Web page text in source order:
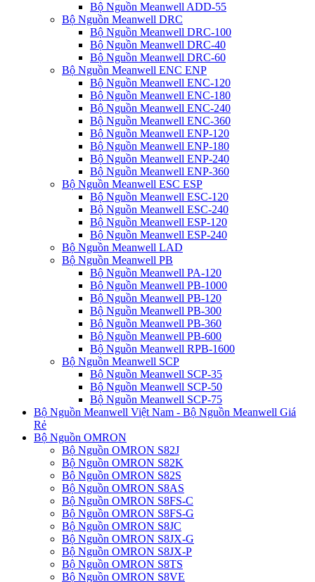
Bộ Nguồn Meanwell ADD-55
Bộ Nguồn Meanwell DRC
Bộ Nguồn Meanwell DRC-100
Bộ Nguồn Meanwell DRC-40
Bộ Nguồn Meanwell DRC-60
Bộ Nguồn Meanwell ENC ENP
Bộ Nguồn Meanwell ENC-120
Bộ Nguồn Meanwell ENC-180
Bộ Nguồn Meanwell ENC-240
Bộ Nguồn Meanwell ENC-360
Bộ Nguồn Meanwell ENP-120
Bộ Nguồn Meanwell ENP-180
Bộ Nguồn Meanwell ENP-240
Bộ Nguồn Meanwell ENP-360
Bộ Nguồn Meanwell ESC ESP
Bộ Nguồn Meanwell ESC-120
Bộ Nguồn Meanwell ESC-240
Bộ Nguồn Meanwell ESP-120
Bộ Nguồn Meanwell ESP-240
Bộ Nguồn Meanwell LAD
Bộ Nguồn Meanwell PB
Bộ Nguồn Meanwell PA-120
Bộ Nguồn Meanwell PB-1000
Bộ Nguồn Meanwell PB-120
Bộ Nguồn Meanwell PB-300
Bộ Nguồn Meanwell PB-360
Bộ Nguồn Meanwell PB-600
Bộ Nguồn Meanwell RPB-1600
Bộ Nguồn Meanwell SCP
Bộ Nguồn Meanwell SCP-35
Bộ Nguồn Meanwell SCP-50
Bộ Nguồn Meanwell SCP-75
Bộ Nguồn Meanwell Việt Nam - Bộ Nguồn Meanwell Giá
Rẻ
Bộ Nguồn OMRON
Bộ Nguồn OMRON S82J
Bộ Nguồn OMRON S82K
Bộ Nguồn OMRON S82S
Bộ Nguồn OMRON S8AS
Bộ Nguồn OMRON S8FS-C
Bộ Nguồn OMRON S8FS-G
Bộ Nguồn OMRON S8JC
Bộ Nguồn OMRON S8JX-G
Bộ Nguồn OMRON S8JX-P
Bộ Nguồn OMRON S8TS
Bộ Nguồn OMRON S8VE